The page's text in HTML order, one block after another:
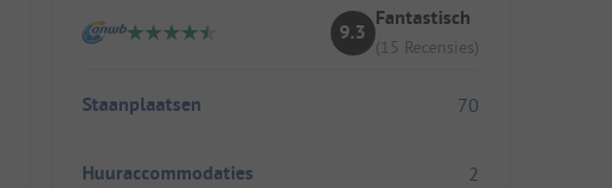
9.3
Fantastisch
(15 Recensies)
Staanplaatsen 70
Huuraccommodaties 2